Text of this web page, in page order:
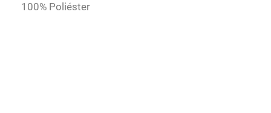
100% Poliéster